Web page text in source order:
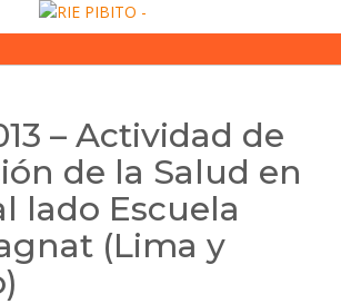
– Actividad de
de la Salud en
lado Escuela
(Lima y